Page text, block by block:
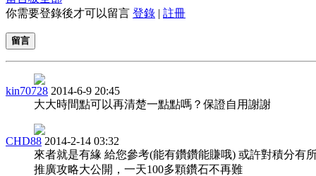
你需要登錄後才可以留言 登錄 | 註冊
留言
kin70728 2014-6-9 20:45
大大時間點可以再清楚一點點嗎？保證自用謝謝
CHD88 2014-2-14 03:32
來者就是有緣 給您參考(能有鑽鑽能賺哦) 或許對積分有
推廣攻略大公開，一天100多顆鑽石不再難